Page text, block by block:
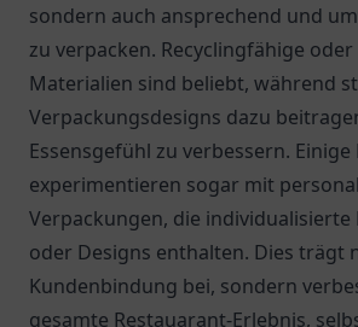
sondern auch ansprechend und
zu verpacken. Recyclingfähige
Materialien sind beliebt, während
Verpackungsdesigns dazu
Essensgefühl zu verbessern.
experimentieren sogar mit
Verpackungen, die individualisierte
oder Designs enthalten. Dies trägt
Kundenbindung bei, sondern
gesamte Restauarant-Erlebnis,